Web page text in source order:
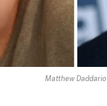
Matthew Daddario